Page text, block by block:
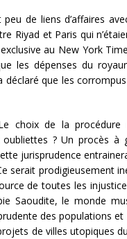
de liens d’affaires
Riyad et Paris qui
au New York
les dépenses du
déclaré que les
choix de la
? Un procès à
jurisprudence
serait prodigieusement
de toutes les
Saoudite, le monde
des populations
de villes utopiques